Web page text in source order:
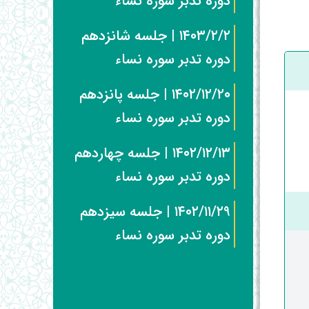
۱۴۰۳/۲/۲ | جلسه شانزدهم
دوره تدبر سوره نساء
۱۴۰۲/۱۲/۲۰ | جلسه پانزدهم
دوره تدبر سوره نساء
۱۴۰۲/۱۲/۱۳ | جلسه چهاردهم
دوره تدبر سوره نساء
۱۴۰۲/۱۱/۲۹ | جلسه سیزدهم
دوره تدبر سوره نساء